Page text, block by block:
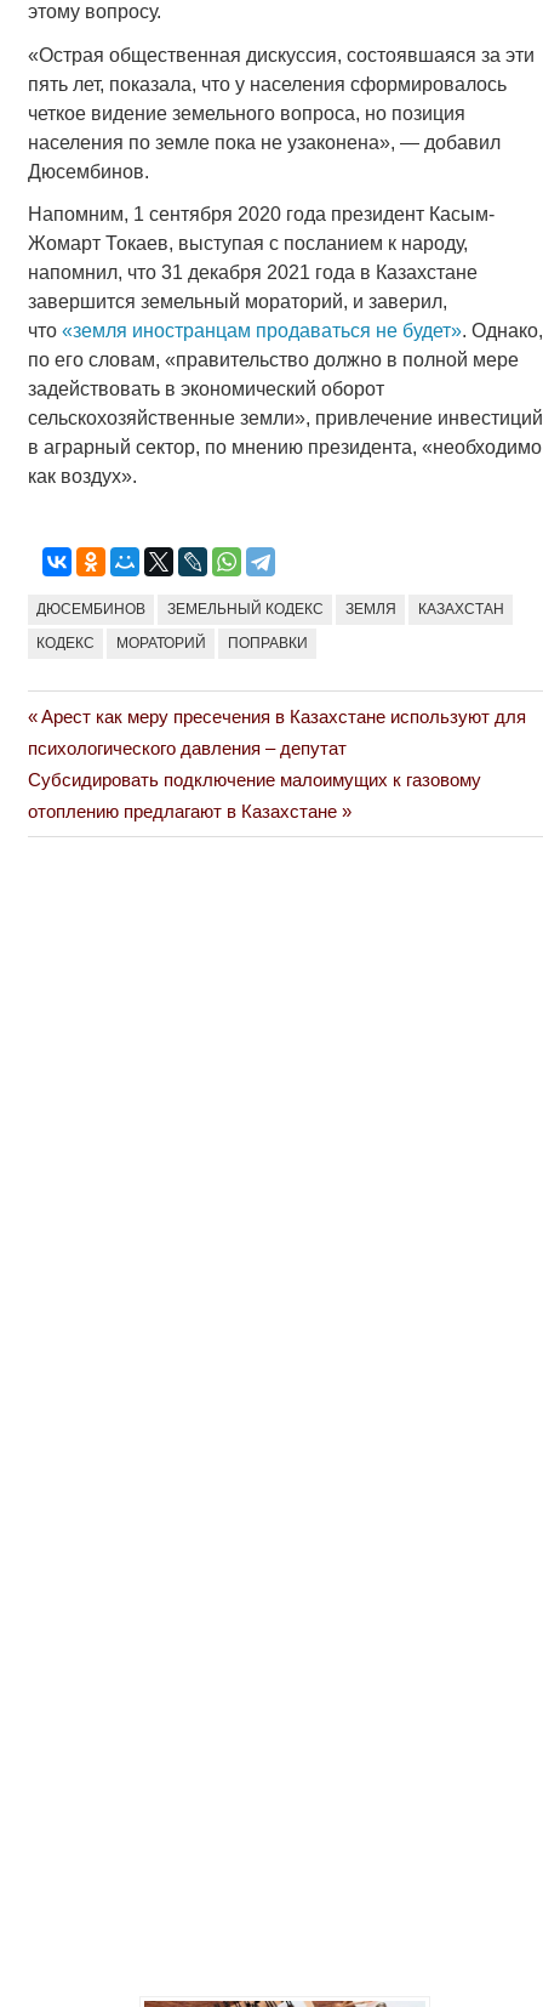
этому вопросу.
«Острая общественная дискуссия, состоявшаяся за эти
пять лет, показала, что у населения сформировалось
четкое видение земельного вопроса, но позиция
населения по земле пока не узаконена», — добавил
Дюсембинов.
Напомним, 1 сентября 2020 года президент Касым-
Жомарт Токаев, выступая с посланием к народу,
напомнил, что 31 декабря 2021 года в Казахстане
завершится земельный мораторий, и заверил,
что «земля иностранцам продаваться не будет». Однако,
по его словам, «правительство должно в полной мере
задействовать в экономический оборот
сельскохозяйственные земли», привлечение инвестиций
в аграрный сектор, по мнению президента, «необходимо
как воздух».
ДЮСЕМБИНОВ ЗЕМЕЛЬНЫЙ КОДЕКС ЗЕМЛЯ КАЗАХСТАН
КОДЕКС МОРАТОРИЙ ПОПРАВКИ
Навигация
по
записям
Previous
Post:
Арест как меру пресечения в Казахстане используют для
психологического давления – депутат
Next
Post:
Субсидировать подключение малоимущих к газовому
отоплению предлагают в Казахстане